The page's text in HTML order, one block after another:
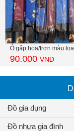
Ô gấp hoa/trơn màu
90.000 VNĐ
Đồ gia dụng
Đồ nhựa gia đình